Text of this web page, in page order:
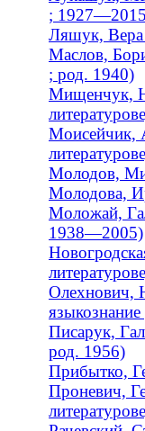
;
Ляшук, Вера
Маслов,
; род. 1940)
Мищенчук,
Моисейчик,
Молодов,
Молодова,
Моложай,
1938—2005)
Олехнович,
Писарук,
род. 1956)
Прибытко,
Проневич,